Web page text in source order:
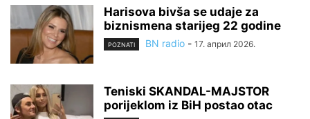
Harisova bivša se udaje za
biznismena starijeg 22 godine
POZNATI BN radio - 17. април 2026.
Teniski SKANDAL-MAJSTOR
porijeklom iz BiH postao otac